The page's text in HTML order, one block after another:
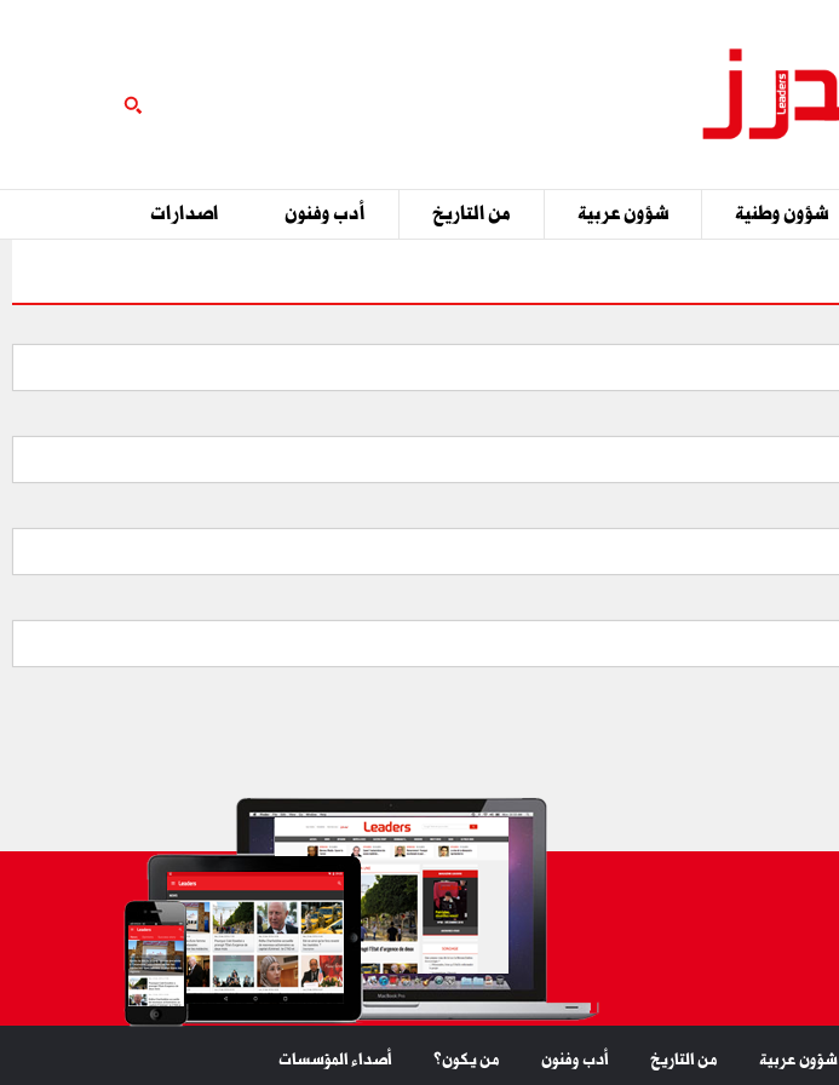
شؤون وطنية شؤون عربية من التاريخ أدب وفنون اصدارات
شؤون عربية من التاريخ أدب وفنون من يكون؟ أصداء المؤسسات